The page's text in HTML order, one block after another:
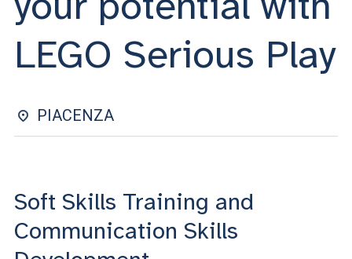
SEI UN DOCENTE O UN MEMBRO DELLO STAFF
LEGO Serious Play
PIACENZA
Soft Skills Training and
Communication Skills